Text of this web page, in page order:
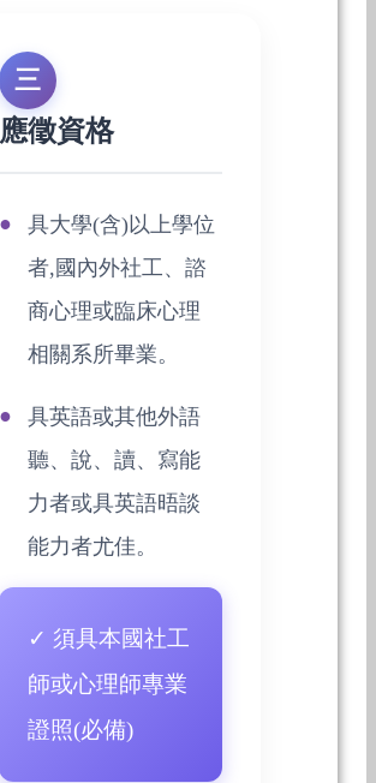
三
應徵資格
具大學(含)以上學位
者,國內外社工、諮
商心理或臨床心理
相關系所畢業。
具英語或其他外語
聽、說、讀、寫能
力者或具英語晤談
能力者尤佳。
✓ 須具本國社工
師或心理師專業
證照(必備)